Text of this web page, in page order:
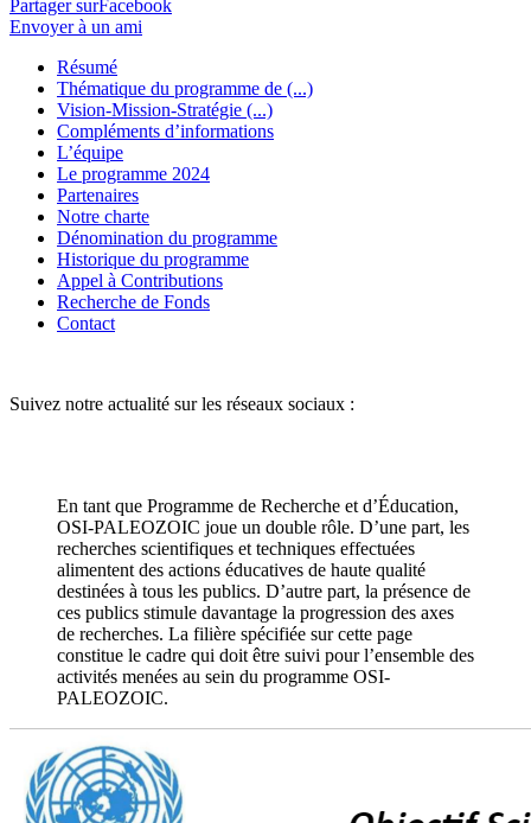
Partager surFacebook
Envoyer à un ami
Résumé
Thématique du programme de (...)
Vision-Mission-Stratégie (...)
Compléments d’informations
L’équipe
Le programme 2024
Partenaires
Notre charte
Dénomination du programme
Historique du programme
Appel à Contributions
Recherche de Fonds
Contact
Suivez notre actualité sur les réseaux sociaux :
En tant que Programme de Recherche et d’Éducation,
OSI-PALEOZOIC joue un double rôle. D’une part, les
recherches scientifiques et techniques effectuées
alimentent des actions éducatives de haute qualité
destinées à tous les publics. D’autre part, la présence de
ces publics stimule davantage la progression des axes
de recherches. La filière spécifiée sur cette page
constitue le cadre qui doit être suivi pour l’ensemble des
activités menées au sein du programme OSI-
PALEOZOIC.